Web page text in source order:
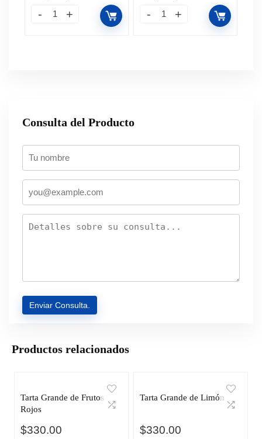
Consulta del Producto
Productos relacionados
Tarta Grande de Frutos
Rojos
$330.00
Tarta Grande de Limón
$330.00